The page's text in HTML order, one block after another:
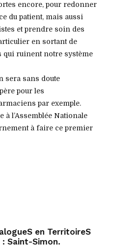
encore, pour redonner
du patient, mais aussi
et prendre soin des
en sortant de
qui ruinent notre système
sera sans doute
pour les
par exemple.
l’Assemblée Nationale
à faire ce premier
en TerritoireS
: Saint-Simon.